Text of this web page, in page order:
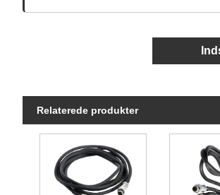
Relaterede produkter